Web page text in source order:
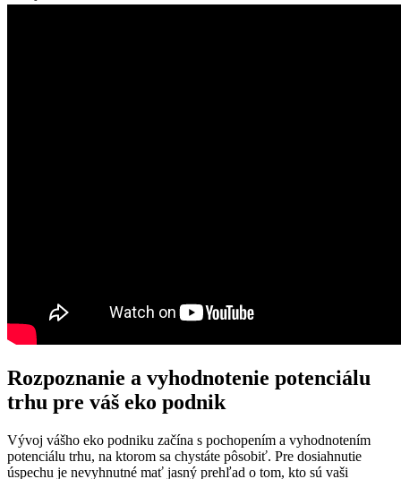
Rozpoznanie a vyhodnotenie potenciálu
trhu pre váš eko podnik
Vývoj vášho eko podniku začína s pochopením a vyhodnotením
potenciálu trhu, na ktorom sa chystáte pôsobiť. Pre dosiahnutie
úspechu je nevyhnutné mať jasný prehľad o tom, kto sú vaši